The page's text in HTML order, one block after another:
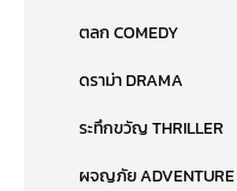
ตลก COMEDY
ดราม่า DRAMA
ระทึกขวัญ THRILLER
ผจญภัย ADVENTURE